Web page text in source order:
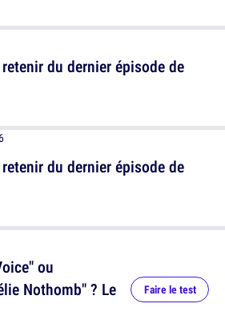
du dernier épisode de
ou
Nothomb" ? Le
Faire le test
du dernier épisode de